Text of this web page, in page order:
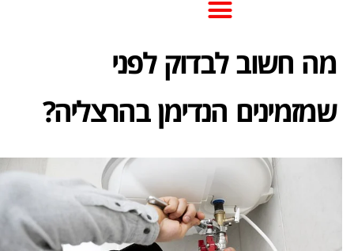
מה חשוב לבדוק לפני
שמזמינים הנדימן בהרצליה?